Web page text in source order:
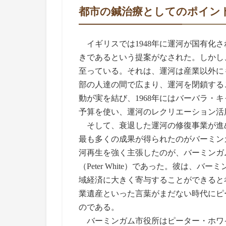
都市の鍼治療としてのポイン
イギリスでは1948年に運河が国有化
きであるという提案がなされた。しか
至っている。それは、運河は産業以外
部の人達の間で広まり、運河を閉鎖す
動が実を結び、1968年にはバーバラ・
予算を使い、運河のレクリエーション
そして、衰退した運河の修復事業が
最も多くの成果が得られたのがバーミ
河再生を強く主張したのが、バーミン
（Peter White）であった。彼は、バー
域経済に大きく寄与することができる
業遺産といった言葉がまだない時代に
のである。
バーミンガム市役所はピーター・ホ